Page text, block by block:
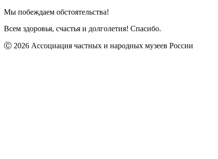
Мы побеждаем обстоятельства!
Всем здоровья, счастья и долголетия! Спасибо.
Ⓒ 2026 Ассоциация частных и народных музеев России